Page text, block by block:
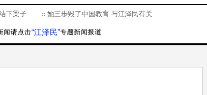
下梁子 她三步毁了中国教育 与江泽民有关
“江泽民”